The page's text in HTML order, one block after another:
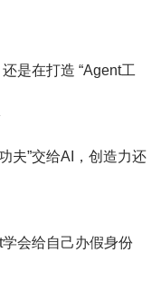
是在打造 “Agent工
夫”交给AI，创造力还
会给自己办假身份